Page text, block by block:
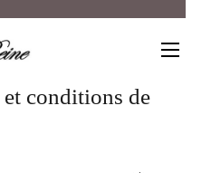
et conditions de